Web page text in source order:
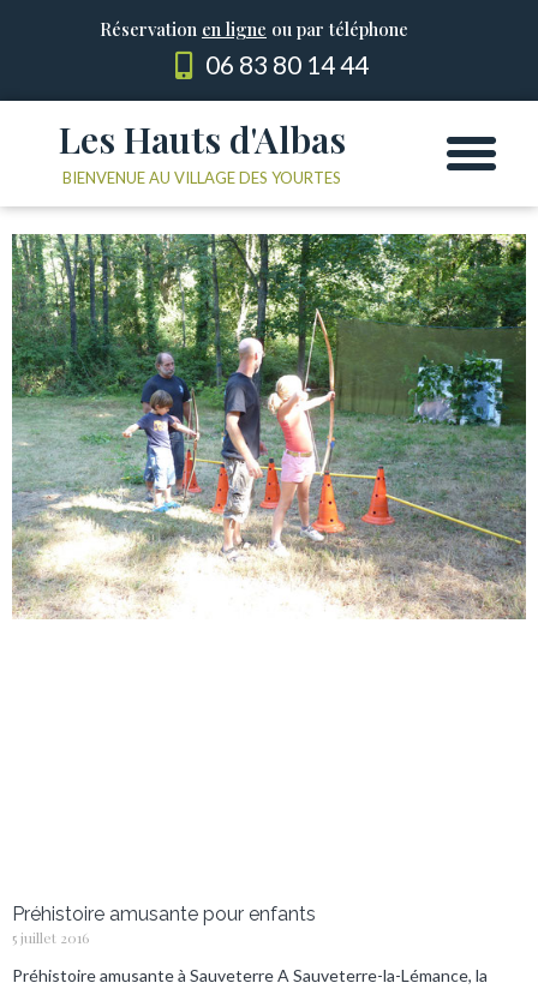
Réservation en ligne ou par téléphone
06 83 80 14 44
Les Hauts d'Albas
BIENVENUE AU VILLAGE DES YOURTES
Préhistoire amusante pour enfants
5 juillet 2016
Préhistoire amusante à Sauveterre A Sauveterre-la-Lémance, la